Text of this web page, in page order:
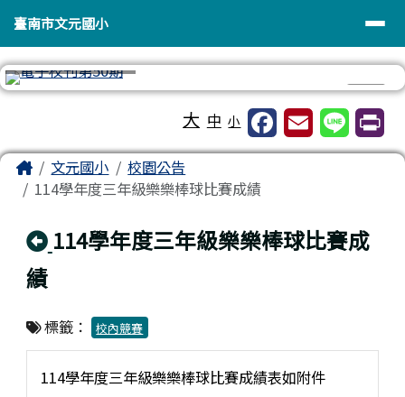
臺南市文元國小
導覽列
臺南市文元國小
大 中 小
主內容區域
Home文元國小
校園公告
114學年度三年級樂樂棒球比賽成績
回上頁
114學年度三年級樂樂棒球比賽成
績
標籤： 校內競賽
114學年度三年級樂樂棒球比賽成績表如附件
頁尾區域